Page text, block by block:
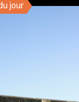
jour